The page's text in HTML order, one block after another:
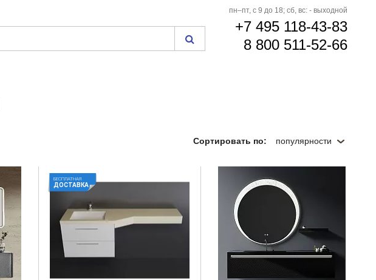
пн–пт, с 9 до 18; сб, вс: - выходной
+7 495 118-43-83
8 800 511-52-66
Сортировать по: популярности
БЕСПЛАТНАЯ
ДОСТАВКА